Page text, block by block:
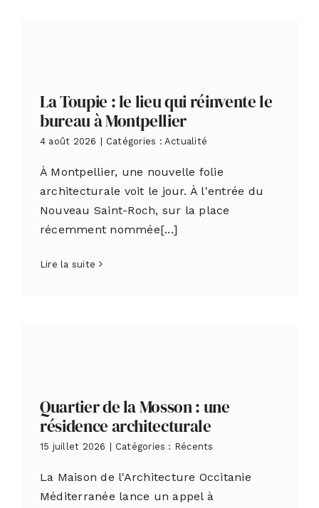
La Toupie : le lieu qui réinvente le
bureau à Montpellier
4 août 2026 | Catégories : Actualité
À Montpellier, une nouvelle folie
architecturale voit le jour. À l'entrée du
Nouveau Saint-Roch, sur la place
récemment nommée[...]
Lire la suite
Quartier de la Mosson : une
résidence architecturale
15 juillet 2026 Catégories : Récents
La Maison de l'Architecture Occitanie
Méditerranée lance un appel à